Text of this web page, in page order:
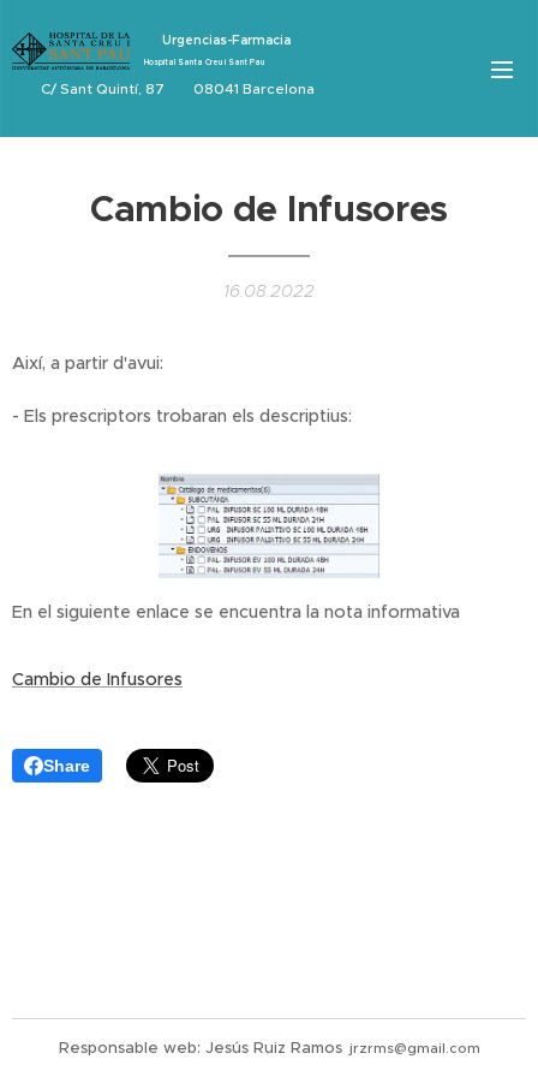
Urgencias-Farmacia
Hospital Santa Creu i Sant Pau
C/ Sant Quintí, 87 08041 Barcelona
Cambio de Infusores
16.08.2022
Així, a partir d'avui:
- Els prescriptors trobaran els descriptius:
En el siguiente enlace se encuentra la nota informativa
Cambio de Infusores
Share
Responsable web: Jesús Ruiz Ramosjrzrms@gmail.com